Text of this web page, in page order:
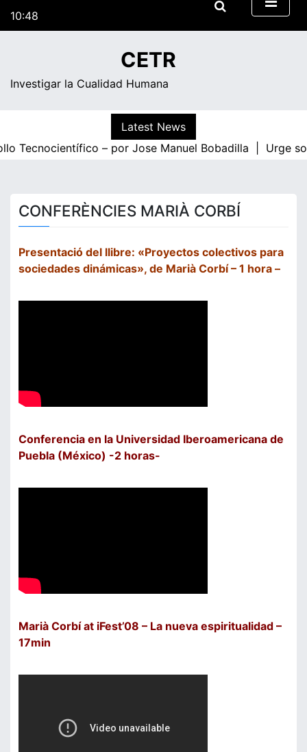
10:48
Dilluns
CETR
Investigar la Cualidad Humana
Latest News
Tecnocientífico – por Jose Manuel Bobadilla |
Urge
CONFERÈNCIES MARIÀ CORBÍ
Presentació del llibre: «Proyectos colectivos para
sociedades dinámicas», de Marià Corbí – 1 hora –
Conferencia en la Universidad Iberoamericana de
Puebla (México) -2 horas-
Marià Corbí at iFest’08 – La nueva espiritualidad –
17min